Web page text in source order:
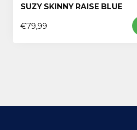
SUZY SKINNY RAISE BLUE
€79,99